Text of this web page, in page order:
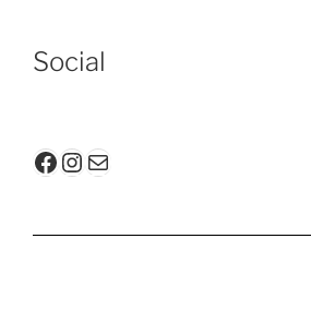
Social
Facebook
Instagram
E-mail